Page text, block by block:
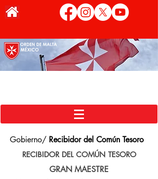
Gobierno/ Recibidor del Común Tesoro
RECIBIDOR DEL COMÚN TESORO
GRAN MAESTRE